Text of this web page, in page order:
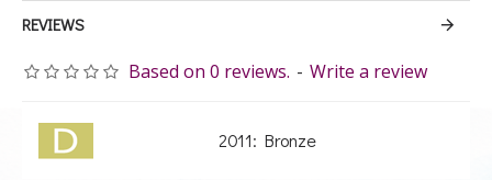
REVIEWS
Based on 0 reviews. - Write a review
2011: Bronze